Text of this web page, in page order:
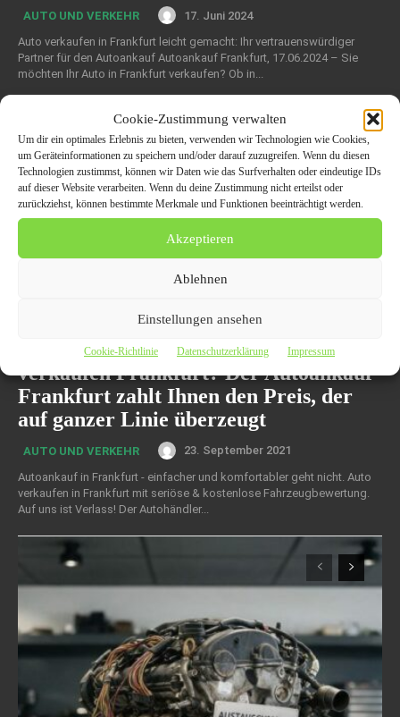
Cookie-Zustimmung verwalten
Um dir ein optimales Erlebnis zu bieten, verwenden wir Technologien wie Cookies,
um Geräteinformationen zu speichern und/oder darauf zuzugreifen. Wenn du diesen
Technologien zustimmst, können wir Daten wie das Surfverhalten oder eindeutige IDs
auf dieser Website verarbeiten. Wenn du deine Zustimmung nicht erteilst oder
zurückziehst, können bestimmte Merkmale und Funktionen beeinträchtigt werden.
Akzeptieren
Ablehnen
Einstellungen ansehen
Cookie-Richtlinie Datenschutzerklärung Impressum
AUTO UND VERKEHR
17. Juni 2024
Auto verkaufen in Frankfurt leicht gemacht: Ihr vertrauenswürdiger
Partner für den Autoankauf Autoankauf Frankfurt, 17.06.2024 – Sie
möchten Ihr Auto in Frankfurt verkaufen? Ob in...
Sie möchten Ihren alten PKW
verkaufen Frankfurt? Der Autoankauf
Frankfurt zahlt Ihnen den Preis, der
auf ganzer Linie überzeugt
AUTO UND VERKEHR
23. September 2021
Autoankauf in Frankfurt - einfacher und komfortabler geht nicht. Auto
verkaufen in Frankfurt mit seriöse & kostenlose Fahrzeugbewertung.
Auf uns ist Verlass! Der Autohändler...